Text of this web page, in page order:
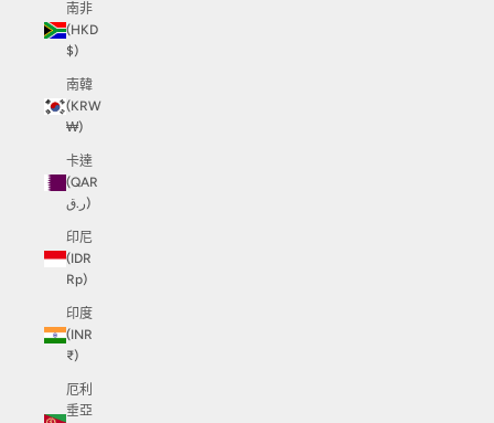
南非
(HKD
$)
南韓
(KRW
₩)
卡達
(QAR
ر.ق)
印尼
(IDR
Rp)
印度
(INR
₹)
厄利
垂亞